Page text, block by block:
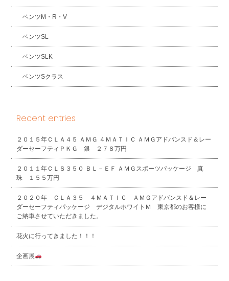
ベンツM・R・V
ベンツSL
ベンツSLK
ベンツSクラス
Recent entries
２０１５年ＣＬＡ４５ ＡＭＧ ４ＭＡＴＩＣ ＡＭＧアドバンスド＆レー
ダーセーフティＰＫＧ 銀 ２７８万円
２０１１年ＣＬＳ３５０ ＢＬ－ＥＦ ＡＭＧスポーツパッケージ 真
珠 １５５万円
２０２０年 ＣＬＡ３５ ４ＭＡＴＩＣ ＡＭＧアドバンスド＆レー
ダーセーフティパッケージ デジタルホワイトＭ 東京都のお客様に
ご納車させていただきました。
花火に行ってきました！！！
企画展